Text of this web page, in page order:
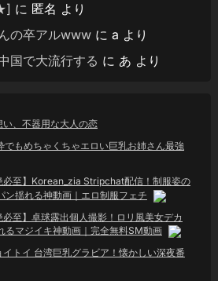
に 匿名 より
の卒アルwwwに a より
国で大流行する に あ より
、不器用な大人の恋
でもめちゃくちゃエロい巨乳お姉さん最強
必至】Korean_zia Stripchat配信！制服姿の
ン揺れる神動画｜エロ制服フェチ
必至】卓球露出個人撮影！ロリ風美女デカ
るマジイキ神動画｜完全無料SM動画
トイ 台湾巨乳グラビア！懐かしい深夜番